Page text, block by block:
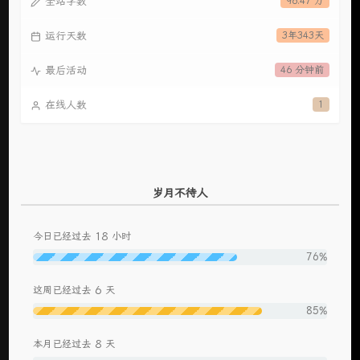
3年343天
运行天数
46 分钟前
最后活动
1
在线人数
岁月不待人
今日已经过去 18 小时
76%
这周已经过去 6 天
85%
本月已经过去 8 天